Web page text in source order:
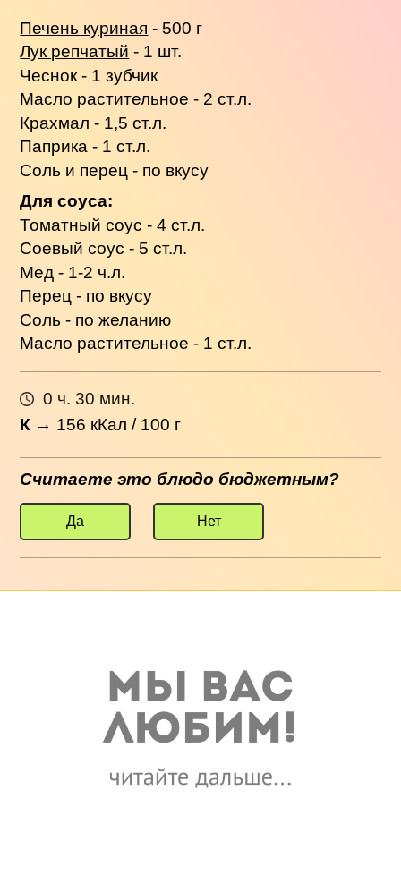
Печень куриная - 500 г
Лук репчатый - 1 шт.
Чеснок - 1 зубчик
Масло растительное - 2 ст.л.
Крахмал - 1,5 ст.л.
Паприка - 1 ст.л.
Соль и перец - по вкусу
Для соуса:
Томатный соус - 4 ст.л.
Соевый соус - 5 ст.л.
Мед - 1-2 ч.л.
Перец - по вкусу
Соль - по желанию
Масло растительное - 1 ст.л.
0 ч. 30 мин.
К → 156 кКал / 100 г
Считаете это блюдо бюджетным?
Да Нет